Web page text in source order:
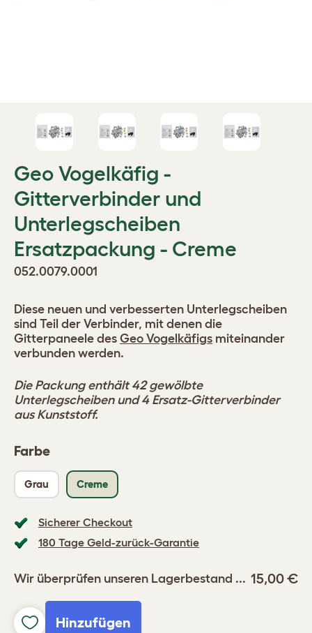
Geo Vogelkäfig -
Gitterverbinder und
Unterlegscheiben
Ersatzpackung - Creme
052.0079.0001
Farbe
Grau Creme
Sicherer Checkout
180 Tage Geld-zurück-Garantie
Wir überprüfen unseren Lagerbestand ... 15,00 €
Hinzufügen
Diese neuen und verbesserten Unterlegscheiben
sind Teil der Verbinder, mit denen die
Gitterpaneele des Geo Vogelkäfigs miteinander
verbunden werden.
Die Packung enthält 42 gewölbte
Unterlegscheiben und 4 Ersatz-Gitterverbinder
aus Kunststoff.